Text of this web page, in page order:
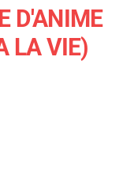
D'ANIME
LA VIE)